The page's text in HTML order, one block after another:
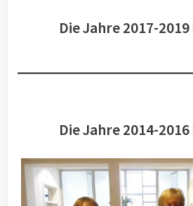
Die Jahre 2017-
Die Jahre 2014-